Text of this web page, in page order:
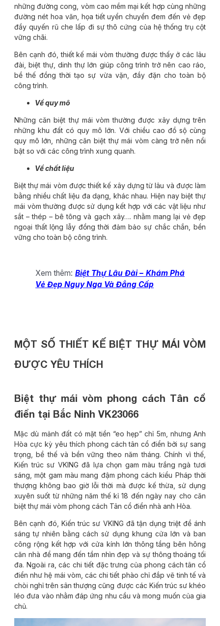
những đường cong, vòm cao mềm mại kết hợp cùng những
đường nét hoa văn, họa tiết uyển chuyển đem đến vẻ đẹp
đầy quyến rũ che lấp đi sự thô cứng của hệ thống trụ cột
vững chãi.
Bên cạnh đó, thiết kế mái vòm thường được thấy ở các lâu
đài, biệt thự, dinh thự lớn giúp công trình trở nên cao ráo,
bề thế đồng thời tạo sự vừa vặn, đầy đặn cho toàn bộ
công trình.
Về quy mô
Những căn biệt thự mái vòm thường được xây dựng trên
những khu đất có quy mô lớn. Với chiều cao đồ sộ cùng
quy mô lớn, những căn biệt thự mái vòm càng trở nên nổi
bật so với các công trình xung quanh.
Về chất liệu
Biệt thự mái vòm được thiết kế xây dựng từ lâu và được làm
bằng nhiều chất liệu đa dạng, khác nhau. Hiện nay biệt thự
mái vòm thường được sử dụng kết hợp với các vật liệu như
sắt – thép – bê tông và gạch xây…. nhằm mang lại vẻ đẹp
ngoại thất lộng lẫy đồng thời đảm bảo sự chắc chắn, bền
vững cho toàn bộ công trình.
Xem thêm: Biệt Thự Lâu Đài – Khám Phá
Vẻ Đẹp Nguy Nga Và Đẳng Cấp
MỘT SỐ THIẾT KẾ BIỆT THỰ MÁI VÒM
ĐƯỢC YÊU THÍCH
Biệt thự mái vòm phong cách Tân cổ
điển tại Bắc Ninh VK23066
Mặc dù mảnh đất có mặt tiền “eo hẹp” chỉ 5m, nhưng Anh
Hòa cực kỳ yêu thích phong cách tân cổ điển bởi sự sang
trọng, bề thế và bền vững theo năm tháng. Chính vì thế,
Kiến trúc sư VKING đã lựa chọn gam màu trắng ngà tươi
sáng, một gam màu mang đậm phong cách kiểu Pháp thời
thượng không bao giờ lỗi thời mà được kế thừa, sử dụng
xuyên suốt từ những năm thế kỉ 18 đến ngày nay cho căn
biệt thự mái vòm phong cách Tân cổ điển nhà anh Hòa.
Bên cạnh đó, Kiến trúc sư VKING đã tận dụng triệt để ánh
sáng tự nhiên bằng cách sử dụng khung cửa lớn và ban
công rộng kết hợp với cửa kính lớn thông tầng bên hông
căn nhà để mang đến tầm nhìn đẹp và sự thông thoáng tối
đa. Ngoài ra, các chi tiết đặc trưng của phong cách tân cổ
điển như hệ mái vòm, các chi tiết phào chỉ đắp vẽ tinh tế và
chòi nghỉ trên sân thượng cũng được các Kiến trúc sư khéo
léo đưa vào nhằm đáp ứng nhu cầu và mong muốn của gia
chủ.